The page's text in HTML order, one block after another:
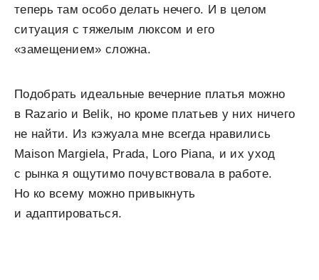
теперь там особо делать нечего. И в целом
ситуация с тяжелым люксом и его
«замещением» сложна.
Подобрать идеальные вечерние платья можно
в Razario и Belik, но кроме платьев у них ничего
не найти. Из кэжуала мне всегда нравились
Maison Margiela, Prada, Loro Piana, и их уход
с рынка я ощутимо почувствовала в работе.
Но ко всему можно привыкнуть
и адаптироваться.